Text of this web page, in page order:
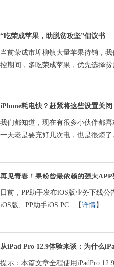
“吃荣成苹果，助脱贫攻坚”倡议书
当前荣成市埠柳镇大量苹果待销，
控期间，多吃荣成苹果，优先选择贫
iPhone耗电快？赶紧将这些设置关
我们都知道，现在有很多小伙伴都喜
一天老是要充好几次电，也是很烦了
再见青春！果粉曾最依赖的强大APP
日前，PP助手发布iOS版业务下线
iOS版、PP助手iOS PC...【详情】
从iPad Pro 12.9体验来谈：为什么
提示：本篇文章全程使用iPadPro